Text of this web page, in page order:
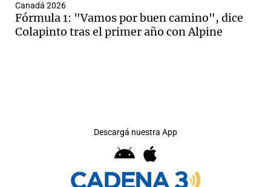
Canadá 2026
Fórmula 1: "Vamos por buen camino", dice
Colapinto tras el primer año con Alpine
Descargá nuestra App